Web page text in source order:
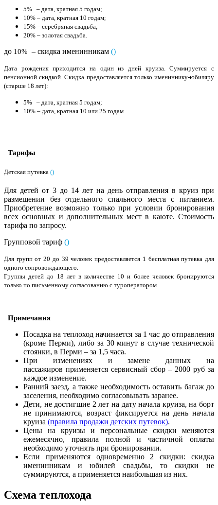
5% – дата, кратная 5 годам;
10% – дата, кратная 10 годам;
15% – серебряная свадьба;
20% – золотая свадьба.
до 10% – скидка именинникам ()
Дата рождения приходится на один из дней круиза. Суммируется с
пенсионной скидкой. Скидка предоставляется только имениннику-юбиляру
(старше 18 лет):
5% – дата, кратная 5 годам;
10% – дата, кратная 10 или 25 годам.
Тарифы
Детская путевка ()
Для детей от 3 до 14 лет на день отправления в круиз при
размещении без отдельного спального места с питанием.
Приобретение возможно только при условии бронирования
всех основных и дополнительных мест в каюте. Стоимость
тарифа по запросу.
Групповой тариф ()
Для групп от 20 до 39 человек предоставляется 1 бесплатная путевка для
одного сопровождающего.
Группы детей до 18 лет в количестве 10 и более человек бронируются
только по письменному согласованию с туроператором.
Примечания
Посадка на теплоход начинается за 1 час до отправления
(кроме Перми), либо за 30 минут в случае технической
стоянки, в Перми – за 1,5 часа.
При изменениях и замене данных на
пассажиров применяется сервисный сбор – 2000 руб за
каждое изменение.
Ранний заезд, а также необходимость оставить багаж до
заселения, необходимо согласовывать заранее.
Дети, не достигшие 2 лет на дату начала круиза, на борт
не принимаются, возраст фиксируется на день начала
круиза (правила продажи детских путевок).
Цены на круизы и персональные скидки меняются
ежемесячно, правила полной и частичной оплаты
необходимо уточнять при бронировании.
Если применяются одновременно 2 скидки: скидка
именинникам и юбилей свадьбы, то скидки не
суммируются, а применяется наибольшая из них.
Схема теплохода